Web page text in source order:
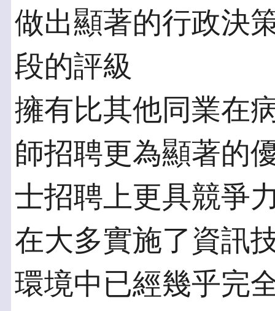
做出顯著的行政決
段的評級
擁有比其他同業在
師招聘更為顯著的
士招聘上更具競爭
在大多實施了資訊
環境中已經幾乎完